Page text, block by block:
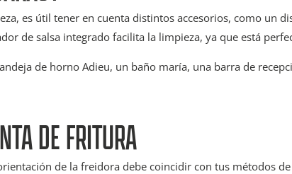
es útil tener en cuenta distintos accesorios, como un
de salsa integrado facilita la limpieza, ya que está
de horno Adieu, un baño maría, una barra de
DE FRITURA
de la freidora debe coincidir con tus métodos